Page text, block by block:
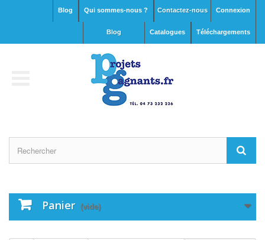
Connexion
Contactez-nous
Qui sommes-nous ?
Blog
Téléchargements
Catalogues
blog
Panier (vide)